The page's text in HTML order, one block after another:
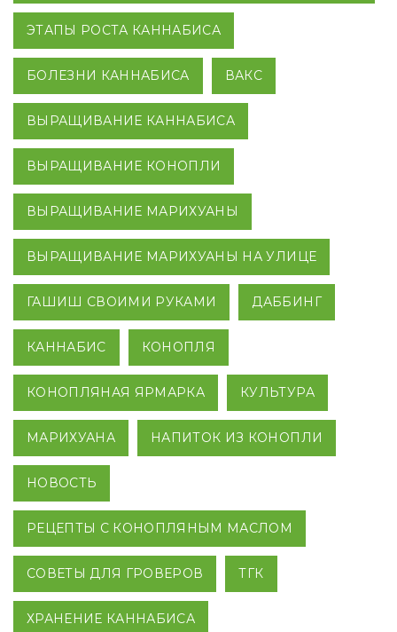
ЭТАПЫ РОСТА КАННАБИСА
БОЛЕЗНИ КАННАБИСА ВАКС
ВЫРАЩИВАНИЕ КАННАБИСА
ВЫРАЩИВАНИЕ КОНОПЛИ
ВЫРАЩИВАНИЕ МАРИХУАНЫ
ВЫРАЩИВАНИЕ МАРИХУАНЫ НА УЛИЦЕ
ГАШИШ СВОИМИ РУКАМИ ДАББИНГ
КАННАБИС КОНОПЛЯ
КОНОПЛЯНАЯ ЯРМАРКА КУЛЬТУРА
МАРИХУАНА НАПИТОК ИЗ КОНОПЛИ
НОВОСТЬ
РЕЦЕПТЫ С КОНОПЛЯНЫМ МАСЛОМ
СОВЕТЫ ДЛЯ ГРОВЕРОВ ТГК
ХРАНЕНИЕ КАННАБИСА